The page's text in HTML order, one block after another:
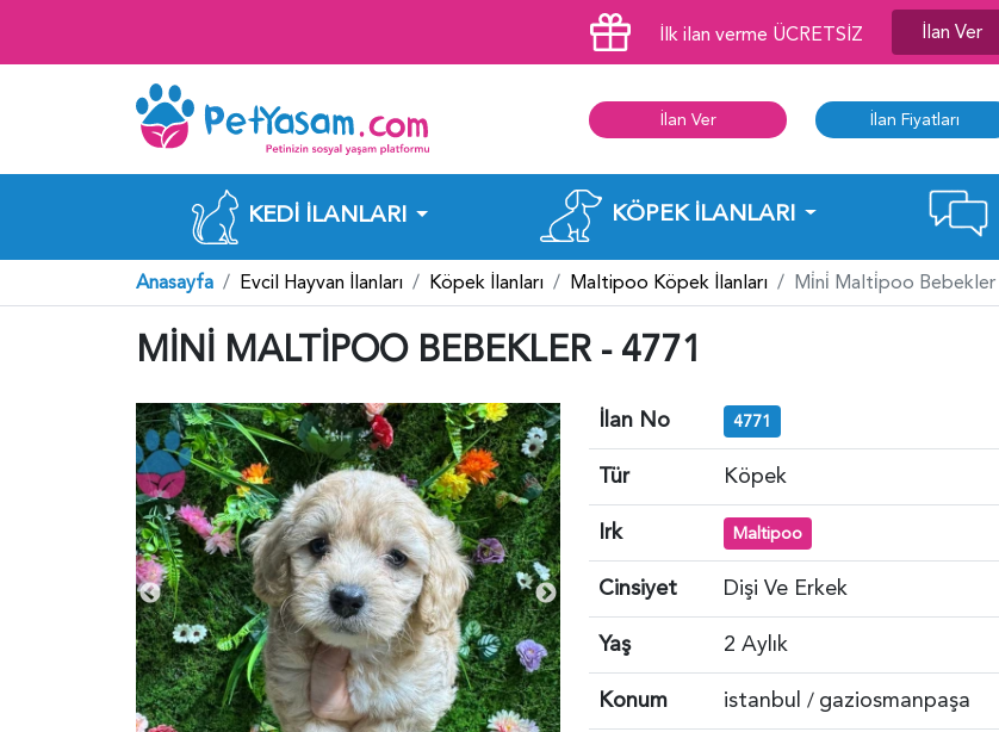
İlk ilan verme ÜCRETSİZ İlan Ver
İlan Ver İlan Fiyatları
KEDI İLANLARI KÖPEK İLANLARI
Anasayfa Evcil Hayvan İlanları Köpek İlanları Maltipoo Köpek İlanları Mi̇ni̇ Malti̇poo Bebekler
MİNİ MALTİPOO BEBEKLER - 4771
İlan No 4771
Tür
Köpek
Irk
Maltipoo
Cinsiyet
Dişi Ve Erkek
Yaş
2 Aylık
Konum
istanbul / gaziosmanpaşa